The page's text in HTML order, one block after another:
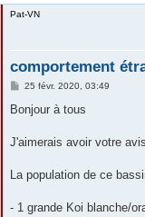
Pat-VN
comportement
M
s
g
25 févr. 2020, 03:49
Bonjour à tous
J'aimerais avoir votre
La population de ce
- 1 grande Koi blanche/